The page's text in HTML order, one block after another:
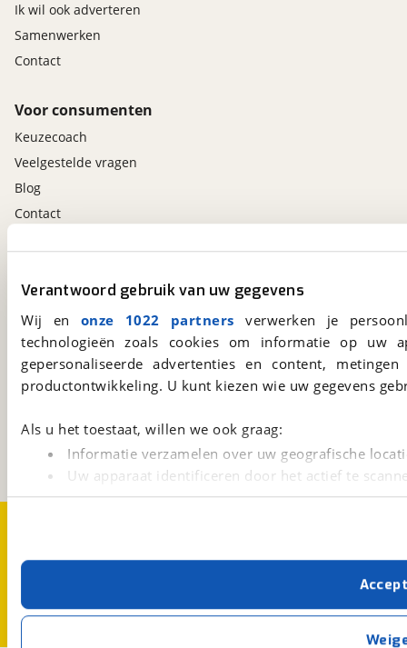
Verantwoord gebruik van uw gegevens
Wij en onze 1022 partners verwerken je
technologieën zoals cookies om informatie op
gepersonaliseerde advertenties en content,
productontwikkeling. U kunt kiezen wie uw gegevens
Als u het toestaat, willen we ook graag:
Informatie verzamelen over uw geografische
Uw apparaat identificeren door het actief te
Lees meer over hoe uw persoonlijke gegevens worden
Met cookies en vergelijkbare technieken zorgen we
cookies zorgen ervoor dat de website goed werkt.
verbeteren. We tonen je graag relevante advertenties
buiten onze website volgt – uiteraard op
Ik wil ook adverteren
Samenwerken
Contact
Voor consumenten
Keuzecoach
Veelgestelde vragen
Blog
Contact
viaBOVAG.nl
3981 AJ Bunnik
Een initiatief van
BOVAG
Altijd het meest recente aanbod bij de hand.
Download 'm nu.